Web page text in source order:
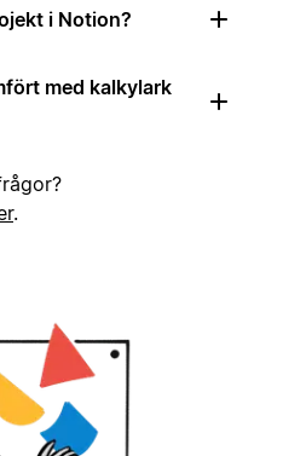
i Notion?
med kalkylark
.